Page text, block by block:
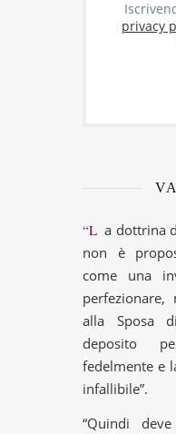
privacy
“La dottrina della fede che Dio rivelò
non è
come una
perfezionare,
alla Sposa
deposito
fedelmente e
infallibile”.
“Quindi